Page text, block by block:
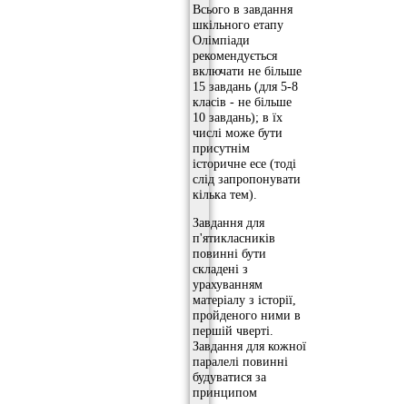
Всього в завдання
шкільного етапу
Олімпіади
рекомендується
включати не більше
15 завдань (для 5-8
класів - не більше
10 завдань); в їх
числі може бути
присутнім
історичне есе (тоді
слід запропонувати
кілька тем).
Завдання для
п'ятикласників
повинні бути
складені з
урахуванням
матеріалу з історії,
пройденого ними в
першій чверті.
Завдання для кожної
паралелі повинні
будуватися за
принципом